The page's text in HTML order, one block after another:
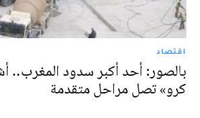
اقتصاد
بالصور: أحد أكبر سدود المغرب..
كرو» تصل مراحل متقدمة